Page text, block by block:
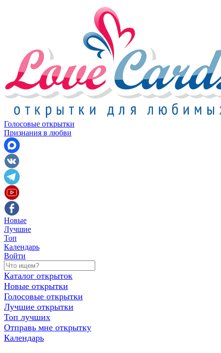
Голосовые открытки
Признания в любви
Новые
Лучшие
Топ
Календарь
Войти
Каталог открыток
Новые открытки
Голосовые открытки
Лучшие открытки
Топ лучших
Отправь мне открытку
Календарь